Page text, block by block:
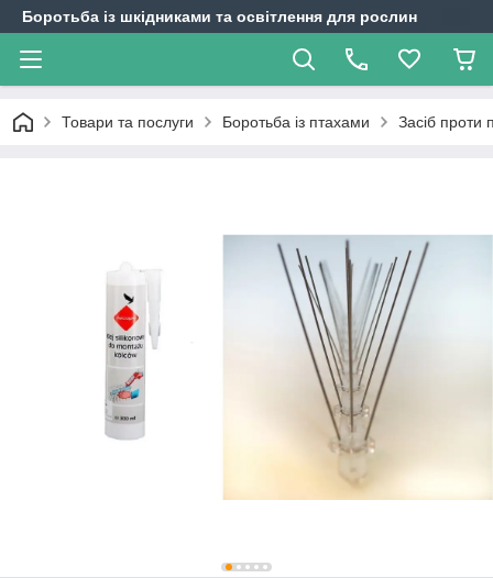
Боротьба із шкідниками та освітлення для рослин
Товари та послуги Боротьба із птахами Засіб проти